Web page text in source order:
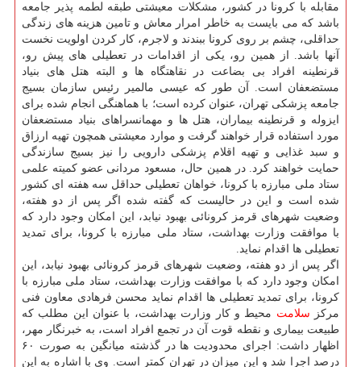
مقابله با کرونا در کشور، مشکلات معیشتی طبقه لطمه پذیر جامعه
باشد که می بایست به خاطر امرار معاش و تامین هزینه های زندگی
حداقلی، چشم بر روی کرونا ببندند و لاجرم، کار کردن اولویت نخست
آنها باشد. از همین رو، یکی از اقدامات در تعطیلی های پیش رو،
قرنطینه افراد بی بضاعت در نقاهتگاه ها و البته هتل های بنیاد
مستضعفان است. آن طور که عیسی مالمیر رئیس سازمان بسیج
جامعه پزشکی تهران، عنوان کرده است؛ با هماهنگی انجام شده برای
ایزوله و قرنطینه بیماران، هتل ها و مهمانسراهای بنیاد مستضعفان
مورد استفاده قرار خواهند گرفت و موارد معیشتی همچون تهیه ارزاق
و سبد غذایی و تهیه اقلام پزشکی دارویی را نیز بسیج سازندگی
حمایت خواهند کرد. در همین حال، مسعود مردانی عضو کمیته علمی
ستاد ملی مبارزه با کرونا، خواهان تعطیلی حداقل سه هفته ای کشور
شده است و این در حالیست که گفته شده اگر پس از دو هفته،
وضعیت شهرهای قرمز کرونائی بهبود نیابد، این امکان وجود دارد که
با موافقت وزارت بهداشت، ستاد ملی مبارزه با کرونا، برای تمدید
تعطیلی ها اقدام نماید.
اگر پس از دو هفته، وضعیت شهرهای قرمز کرونائی بهبود نیابد، این
امکان وجود دارد که با موافقت وزارت بهداشت، ستاد ملی مبارزه با
کرونا، برای تمدید تعطیلی ها اقدام نماید محسن فرهادی معاون فنی
مرکز سلامت محیط و کار وزارت بهداشت، با عنوان این مطلب که
طبیعت بیماری و نقطه قوت آن در تجمع افراد است، به خبرنگار مهر،
اظهار داشت: اجرای محدودیت ها در گذشته میانگین به صورت ۶۰
درصد اجرا شد و این میزان در تهران کمتر است. وی با اشاره به این